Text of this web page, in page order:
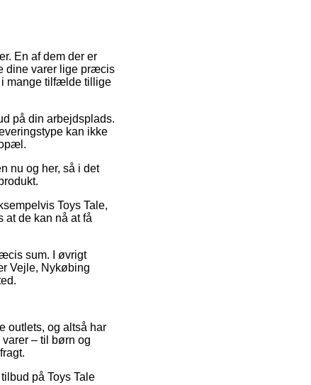
En af dem der er
dine varer lige præcis
i mange tilfælde tillige
på din arbejdsplads.
kan ikke
nu og her, så i det
Toys Tale,
at de kan nå at få
sum. I øvrigt
Vejle, Nykøbing
outlets, og altså har
– til børn og
på Toys Tale